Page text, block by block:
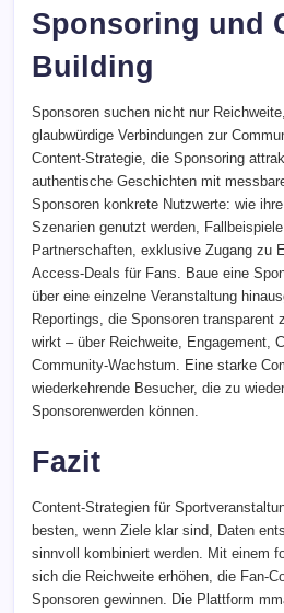
Sponsoring und
Building
Sponsoren suchen nicht nur
glaubwürdige Verbindungen zur
Content-Strategie, die Sponsoring
authentische Geschichten mit
Sponsoren konkrete Nutzwerte: wie
Szenarien genutzt werden,
Partnerschaften, exklusive Zugang zu
Access-Deals für Fans. Baue eine
über eine einzelne Veranstaltung
Reportings, die Sponsoren transparent
wirkt – über Reichweite, Engagement,
Community-Wachstum. Eine starke
wiederkehrende Besucher, die zu
Sponsorenwerden können.
Fazit
Content-Strategien für
besten, wenn Ziele klar sind, Daten
sinnvoll kombiniert werden. Mit einem
sich die Reichweite erhöhen, die Fan-
Sponsoren gewinnen. Die Plattform